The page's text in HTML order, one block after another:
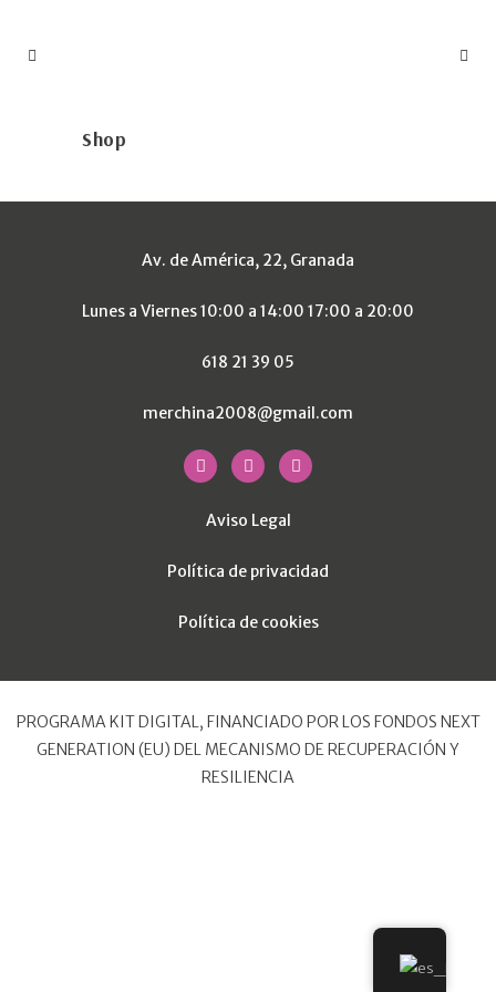
Shop
Av. de América, 22, Granada
Lunes a Viernes 10:00 a 14:00 17:00 a 20:00
618 21 39 05
merchina2008@gmail.com
Aviso Legal
Política de privacidad
Política de cookies
PROGRAMA KIT DIGITAL, FINANCIADO POR LOS FONDOS NEXT
GENERATION (EU) DEL MECANISMO DE RECUPERACIÓN Y
RESILIENCIA